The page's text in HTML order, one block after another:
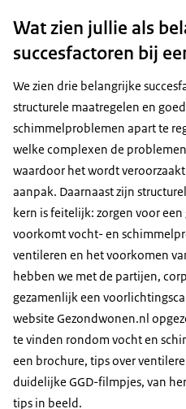
Wat zien jullie als
succesfactoren bij
We zien drie belangrijke
structurele maatregelen en
schimmelproblemen apart te
welke complexen de
waardoor het wordt
aanpak. Daarnaast zijn
kern is feitelijk: zorgen voor
voorkomt vocht- en
ventileren en het voorkomen
hebben we met de partijen,
gezamenlijk een
website Gezondwonen.nl
te vinden rondom vocht en
een brochure, tips over
duidelijke GGD-filmpjes, van
tips in beeld.